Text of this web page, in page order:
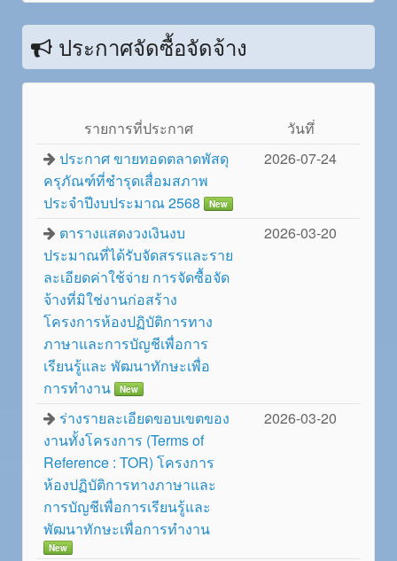
ประกาศจัดซื้อจัดจ้าง
รายการที่ประกาศ
วันทึ่
ประกาศ ขายทอดตลาดพัสดุ
ครุภัณฑ์ที่ชำรุดเสื่อมสภาพ
ประจำปีงบประมาณ 2568
New
2026-07-24
ตารางแสดงวงเงินงบ
ประมาณที่ได้รับจัดสรรและราย
ละเอียดค่าใช้จ่าย การจัดซื้อจัด
จ้างที่มิใช่งานก่อสร้าง
โครงการห้องปฏิบัติการทาง
ภาษาและการบัญชีเพื่อการ
เรียนรู้และ พัฒนาทักษะเพื่อ
การทำงาน
New
2026-03-20
ร่างรายละเอียดขอบเขตของ
งานทั้งโครงการ (Terms of
Reference : TOR) โครงการ
ห้องปฏิบัติการทางภาษาและ
การบัญชีเพื่อการเรียนรู้และ
พัฒนาทักษะเพื่อการทำงาน
New
2026-03-20